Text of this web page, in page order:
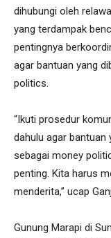
dihubungi oleh
yang terdampak
pentingnya
agar bantuan yang
politics.
“Ikuti prosedur
dahulu agar bantuan
sebagai money
penting. Kita harus
menderita,” ucap
Gunung Marapi di